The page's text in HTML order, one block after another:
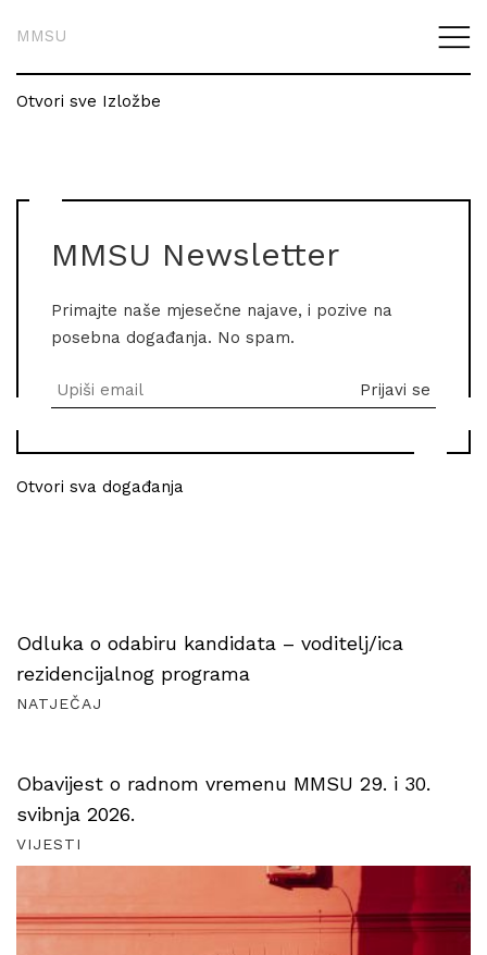
MMSU
Otvori sve Izložbe
MMSU Newsletter
Primajte naše mjesečne najave, i pozive na
posebna događanja. No spam.
Otvori sva događanja
Odluka o odabiru kandidata – voditelj/ica
rezidencijalnog programa
NATJEČAJ
Obavijest o radnom vremenu MMSU 29. i 30.
svibnja 2026.
VIJESTI